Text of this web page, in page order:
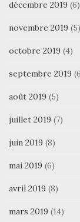
décembre 2019 (6)
novembre 2019 (5)
octobre 2019 (4)
septembre 2019
août 2019 (5)
juillet 2019 (7)
juin 2019 (8)
mai 2019 (6)
avril 2019 (8)
mars 2019 (14)